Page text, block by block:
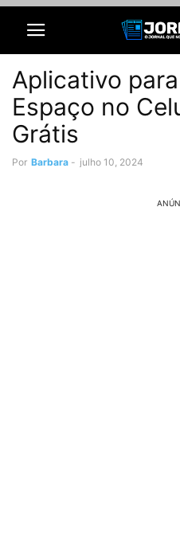
Aplicativo
Espaço no
Grátis
Por Barbara - julho 10, 2024